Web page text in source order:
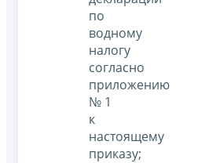
по
водному
налогу
согласно
приложению
№ 1
к
настоящему
приказу;